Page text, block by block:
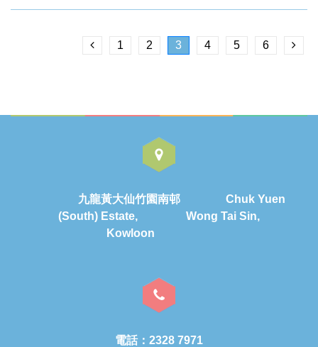
1 2 3 4 5 6
九龍黃大仙竹園南邨 Chuk Yuen
(South) Estate, Wong Tai Sin,
Kowloon
電話：2328 7971